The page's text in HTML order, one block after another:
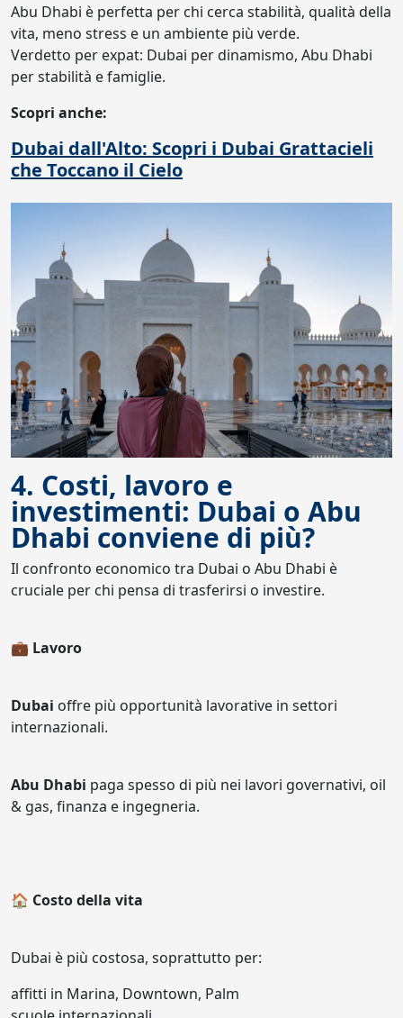
Abu Dhabi è perfetta per chi cerca stabilità, qualità della
vita, meno stress e un ambiente più verde.
Verdetto per expat: Dubai per dinamismo, Abu Dhabi
per stabilità e famiglie.
Scopri anche:
Dubai dall'Alto: Scopri i Dubai Grattacieli
che Toccano il Cielo
4. Costi, lavoro e
investimenti: Dubai o Abu
Dhabi conviene di più?
Il confronto economico tra Dubai o Abu Dhabi è
cruciale per chi pensa di trasferirsi o investire.
💼 Lavoro
Dubai offre più opportunità lavorative in settori
internazionali.
Abu Dhabi paga spesso di più nei lavori governativi, oil
& gas, finanza e ingegneria.
🏠 Costo della vita
Dubai è più costosa, soprattutto per:
affitti in Marina, Downtown, Palm